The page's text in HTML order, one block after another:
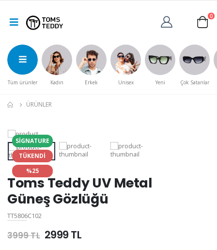
0
Tüm ürünler Kadın Erkek Unisex Yeni Çok Satanlar
ÜRÜNLER
SIGNATURE
TÜKENDİ
%25
Toms Teddy UV Metal
Güneş Gözlüğü
TT5806C102
3999 TL 2999 TL